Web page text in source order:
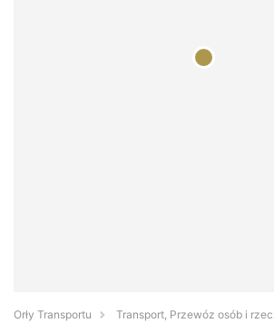
Orły Transportu
Transport, Przewóz osób i